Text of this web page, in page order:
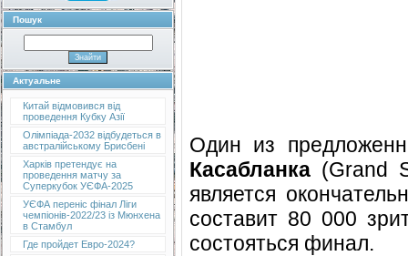
Пошук
Актуальне
Китай відмовився від
проведення Кубку Азії
Олімпіада-2032 відбудеться в
австралійському Брисбені
Харків претендує на
проведення матчу за
Суперкубок УЄФА-2025
УЄФА переніс фінал Ліги
чемпіонів-2022/23 із Мюнхена
в Стамбул
Где пройдет Евро-2024?
Один из
Касабланка (Grand
является
составит 80 000
состояться финал.